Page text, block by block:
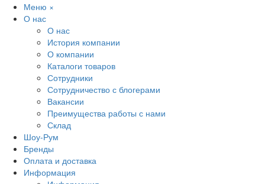
Меню ×
О нас
О нас
История компании
О компании
Каталоги товаров
Сотрудники
Сотрудничество с блогерами
Вакансии
Преимущества работы с нами
Склад
Шоу-Рум
Бренды
Оплата и доставка
Информация